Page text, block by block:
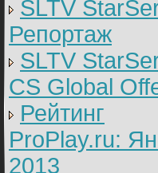
SLTV
Репортаж
SLTV
CS Global
Рейтинг
ProPlay.ru:
2013